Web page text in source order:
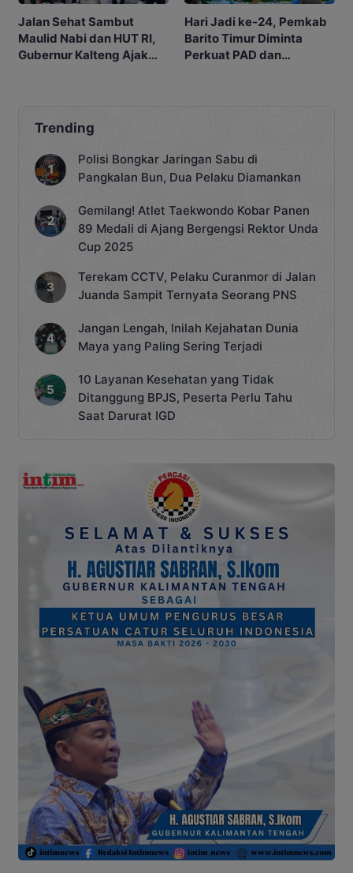
Jalan Sehat Sambut
Maulid Nabi dan HUT RI,
Gubernur Kalteng Ajak
Hari Jadi ke-24, Pemkab
Barito Timur Diminta
Perkuat PAD dan
Trending
Polisi Bongkar Jaringan Sabu di
Pangkalan Bun, Dua Pelaku Diamankan
Gemilang! Atlet Taekwondo Kobar Panen
89 Medali di Ajang Bergengsi Rektor Unda
Cup 2025
Terekam CCTV, Pelaku Curanmor di Jalan
Juanda Sampit Ternyata Seorang PNS
Jangan Lengah, Inilah Kejahatan Dunia
Maya yang Paling Sering Terjadi
10 Layanan Kesehatan yang Tidak
Ditanggung BPJS, Peserta Perlu Tahu
Saat Darurat IGD